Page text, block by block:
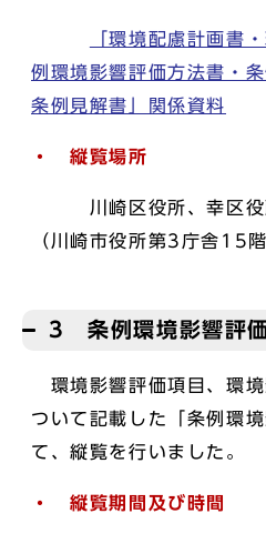
「環境配慮計画書
例環境影響評価方法書・
条例見解書」関係資料
・ 縦覧場所
川崎区役所、幸区役
（川崎市役所第3庁舎15階
3 条例環境影響評
環境影響評価項目、環境
ついて記載した「条例環
て、縦覧を行いました。
・ 縦覧期間及び時間